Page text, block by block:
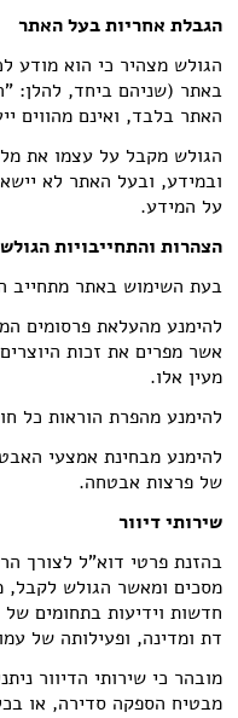
הגבלת אחריות בעל האתר
הגולש מצהיר כי הוא מודע
באתר (שניהם ביחד, להלן:
האתר בלבד, ואינם מהווים
הגולש מקבל על עצמו את
ובמידע, ובעל האתר לא
על המידע.
הצהרות והתחייבויות הגולש
בעת השימוש באתר מתחייב
להימנע מהעלאת פרסומים
אשר מפרים את זכות
מעין אלו.
להימנע מהפרת הוראות כל
להימנע מבחינת אמצעי
של פרצות אבטחה.
שירותי דיוור
בהזנת פרטי דוא"ל לצורך
מסכים ומאשר הגולש לקבל,
חדשות וידיעות בתחומים
דת ומדינה, ופעילותה של
מובהר כי שירותי הדיוור
מבטיח הספקה סדירה, או